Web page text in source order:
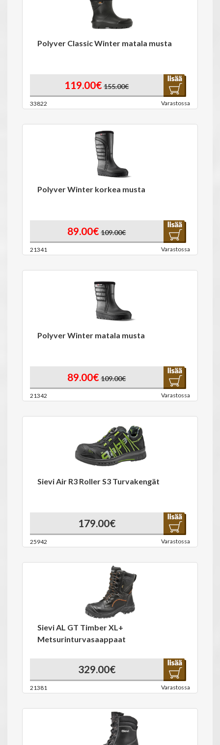
Polyver Classic Winter matala musta
119.00€ 155.00€
33822 Varastossa
Polyver Winter korkea musta
89.00€ 109.00€
21341 Varastossa
Polyver Winter matala musta
89.00€ 109.00€
21342 Varastossa
Sievi Air R3 Roller S3 Turvakengät
179.00€
25942 Varastossa
Sievi AL GT Timber XL+
Metsurinturvasaappaat
329.00€
21381 Varastossa